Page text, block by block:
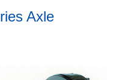
Axle